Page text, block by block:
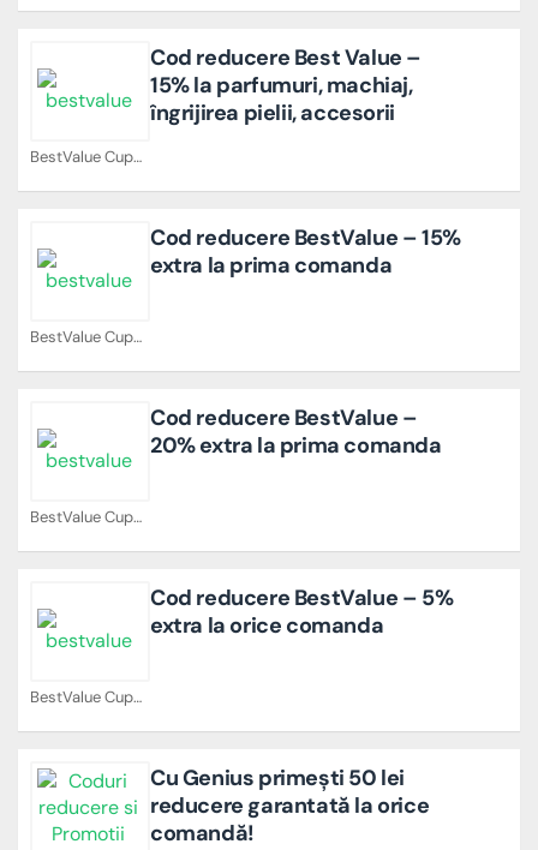
BestValue Cupoane
Cod reducere Best Value –
15% la parfumuri, machiaj,
îngrijirea pielii, accesorii
BestValue Cupoane
Cod reducere BestValue – 15%
extra la prima comanda
BestValue Cupoane
Cod reducere BestValue –
20% extra la prima comanda
BestValue Cupoane
Cod reducere BestValue – 5%
extra la orice comanda
Cu Genius primești 50 lei
reducere garantată la orice
comandă!